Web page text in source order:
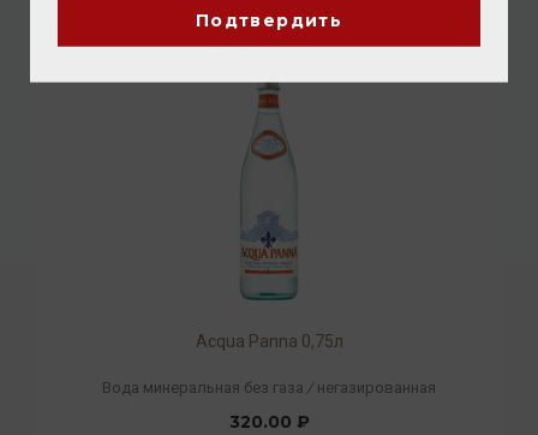
Acqua Panna 0,75л
Вода минеральная без газа / негазированная
320.00 ₽
Подтвердить